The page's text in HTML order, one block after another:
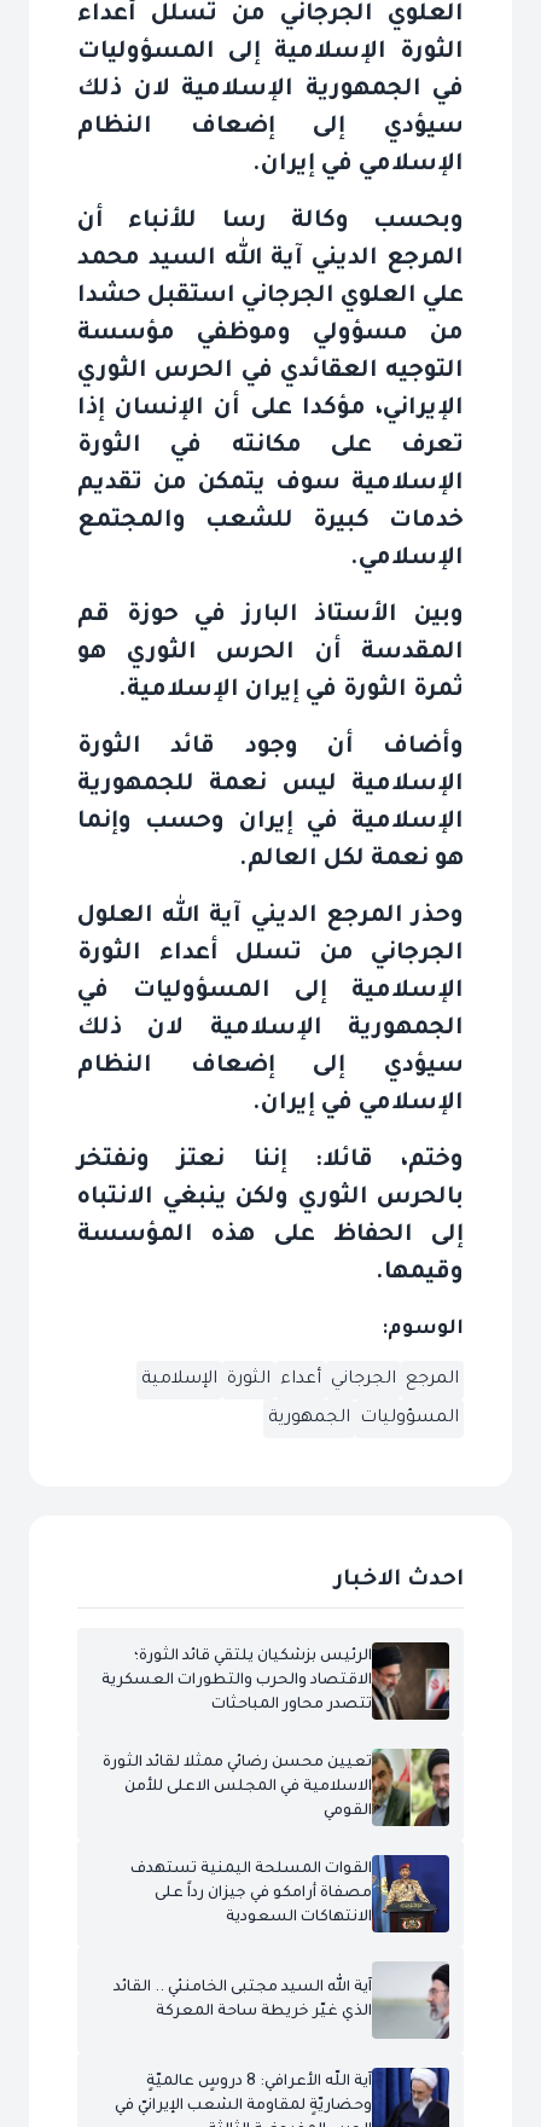
العلوي الجرجاني من تسلل أعداء
الثورة الإسلامية إلى المسؤوليات
في الجمهورية الإسلامية لان ذلك
سيؤدي إلى إضعاف النظام
الإسلامي في إيران.
وبحسب وكالة رسا للأنباء أن
المرجع الديني آية الله السيد محمد
علي العلوي الجرجاني استقبل حشدا
من مسؤولي وموظفي مؤسسة
التوجيه العقائدي في الحرس الثوري
الإيراني، مؤكدا على أن الإنسان إذا
تعرف على مكانته في الثورة
الإسلامية سوف يتمكن من تقديم
خدمات كبيرة للشعب والمجتمع
الإسلامي.
وبين الأستاذ البارز في حوزة قم
المقدسة أن الحرس الثوري هو
ثمرة الثورة في إيران الإسلامية.
وأضاف أن وجود قائد الثورة
الإسلامية ليس نعمة للجمهورية
الإسلامية في إيران وحسب وإنما
هو نعمة لكل العالم.
وحذر المرجع الديني آية الله العلول
الجرجاني من تسلل أعداء الثورة
الإسلامية إلى المسؤوليات في
الجمهورية الإسلامية لان ذلك
سيؤدي إلى إضعاف النظام
الإسلامي في إيران.
وختم، قائلا: إننا نعتز ونفتخر
بالحرس الثوري ولكن ينبغي الانتباه
إلى الحفاظ على هذه المؤسسة
وقيمها.
الوسوم:
المرجع الجرجاني أعداء الثورة
الإسلامية
المسؤوليات
الجمهورية
احدث الاخبار
الرئيس بزشكيان يلتقي قائد الثورة؛
الاقتصاد والحرب والتطورات العسكرية
تتصدر محاور المباحثات
تعيين محسن رضائي ممثلا لقائد الثورة
الاسلامية في المجلس الاعلى للأمن
القومي
القوات المسلحة اليمنية تستهدف
مصفاة أرامكو في جيزان رداً على
الانتهاكات السعودية
آية الله السيد مجتبى الخامنئي .. القائد
الذي غيّر خريطة ساحة المعركة
آية اللّه الأعرافي: 8 دروسٍ عالميّةٍ
وحضاريّةٍ لمقاومة الشعب الإيرانيّ في